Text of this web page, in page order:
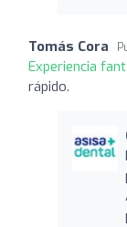
Tomás Cora
Experiencia
rápido.